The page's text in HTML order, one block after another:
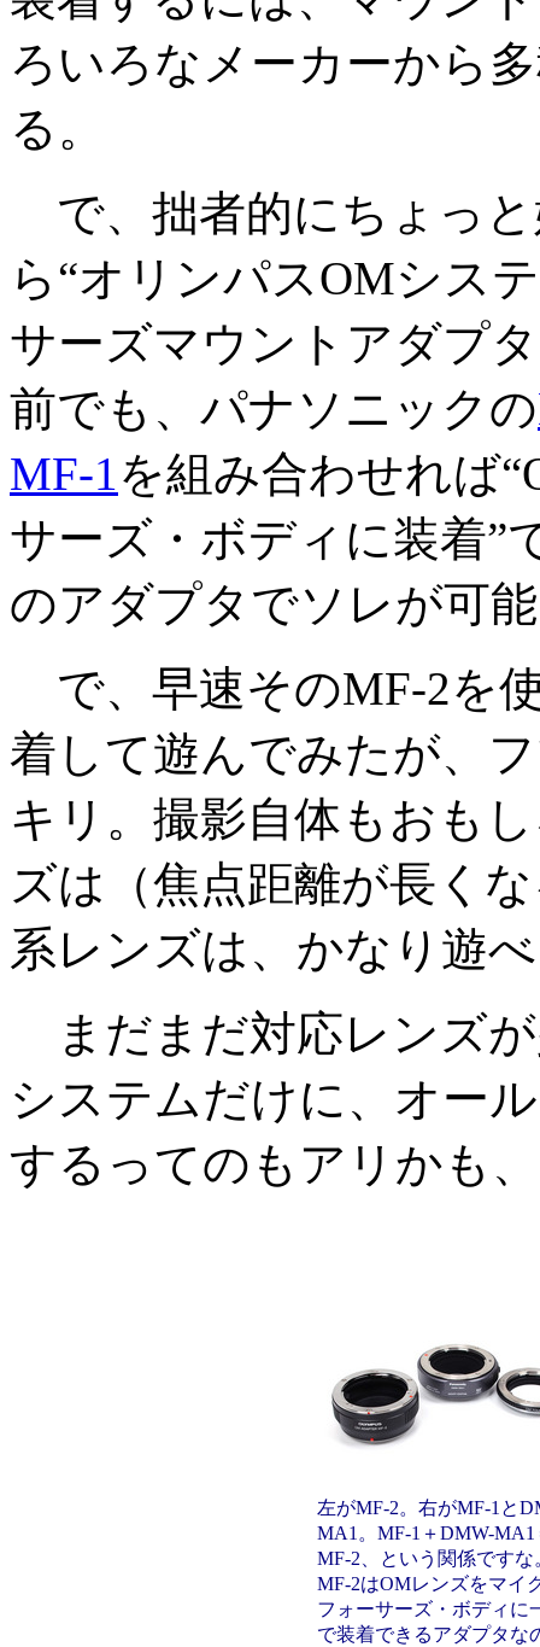
ろいろなメーカーから
る。
で、拙者的にちょっ
ら“オリンパスOMシス
サーズマウントアダプ
前でも、パナソニックの
MF-1を組み合わせれば
サーズ・ボディに装着”
のアダプタでソレが可
で、早速そのMF-2を
着して遊んでみたが、
キリ。撮影自体もおも
ズは（焦点距離が長く
系レンズは、かなり遊
まだまだ対応レンズ
システムだけに、オー
するってのもアリかも
左がMF-2。右がMF-1と
MA1。MF-1＋DMW-MA1
MF-2、という関係ですな
MF-2はOMレンズをマイ
フォーサーズ・ボディに
で装着できるアダプタな